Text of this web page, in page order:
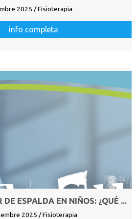
2025 / Fisioterapia
info completa
ESPALDA EN NIÑOS: ¿QUÉ ...
2025 / Fisioterapia